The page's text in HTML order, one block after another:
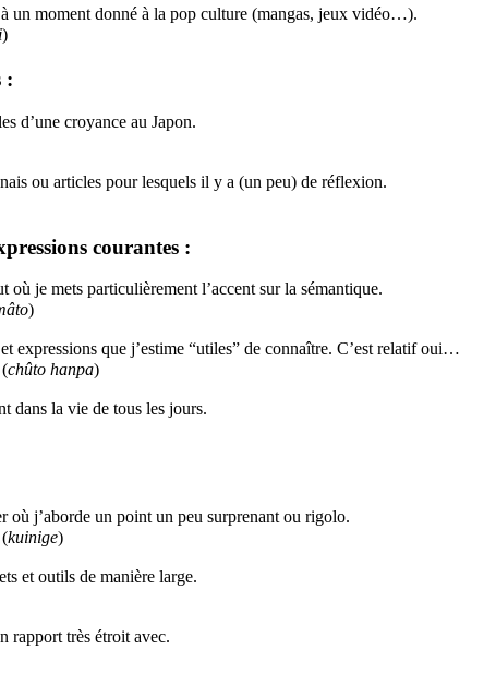
un moment donné à la pop culture (mangas, jeux vidéo…).
)
:
d’une croyance au Japon.
ou articles pour lesquels il y a (un peu) de réflexion.
courantes :
où je mets particulièrement l’accent sur la sémantique.
)
expressions que j’estime “utiles” de connaître. C’est relatif oui…
chûto hanpa)
dans la vie de tous les jours.
où j’aborde un point un peu surprenant ou rigolo.
kuinige)
et outils de manière large.
rapport très étroit avec.